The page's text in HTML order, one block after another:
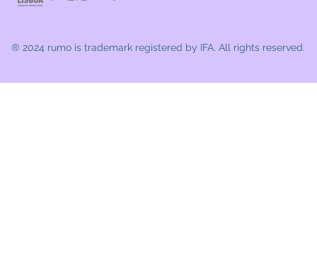
® 2024 rumo is trademark registered by IFA. All rights reserved.